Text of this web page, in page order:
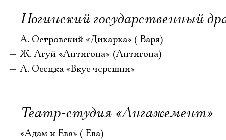
Ногинский государственный
А. Островский «Дикарка» ( Варя)
Ж. Агуй «Антигона» (Антигона)
А. Осецка «Вкус черешни»
Театр-студия «Ангажемент»
«Адам и Ева» ( Ева)